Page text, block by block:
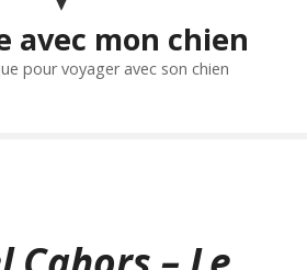
avec mon chien
pour voyager avec son chien